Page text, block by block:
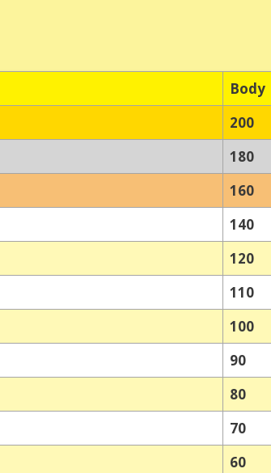
Body
200
180
160
140
120
110
100
90
80
70
60